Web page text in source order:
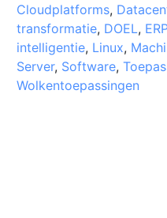
Cloudplatforms,
transformatie, DOEL, ERP
intelligentie, Linux,
Server, Software,
Wolkentoepassingen